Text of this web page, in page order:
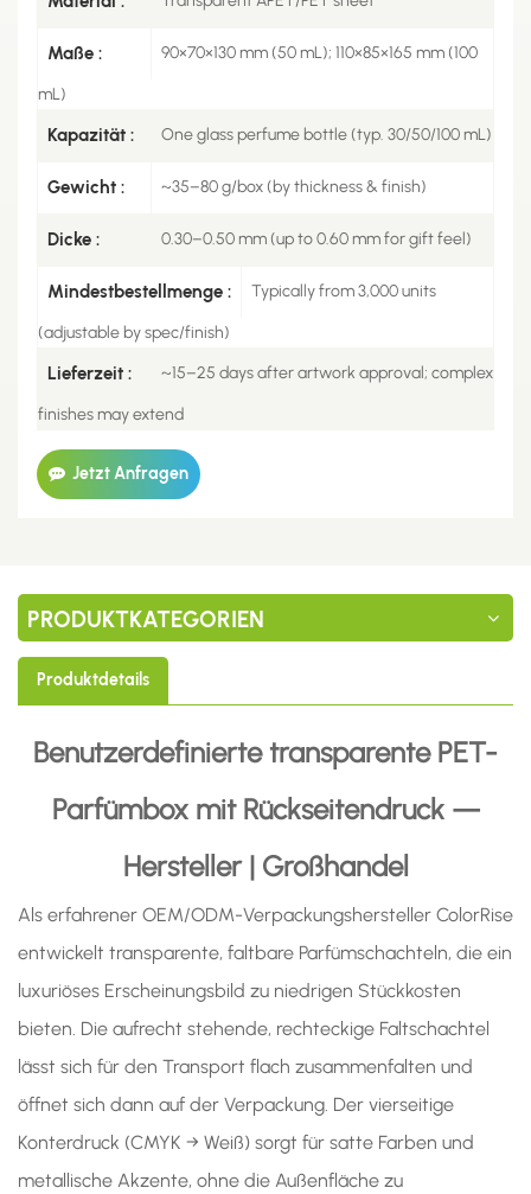
Maße : 90×70×130 mm (50 mL); 110×85×165 mm (100
mL)
Kapazität : One glass perfume bottle (typ. 30/50/100 mL)
Gewicht : ~35–80 g/box (by thickness & finish)
Dicke : 0.30–0.50 mm (up to 0.60 mm for gift feel)
Mindestbestellmenge : Typically from 3,000 units
(adjustable by spec/finish)
Lieferzeit : ~15–25 days after artwork approval; complex
finishes may extend
Jetzt Anfragen
PRODUKTKATEGORIEN
Produktdetails
Benutzerdefinierte transparente PET-
Parfümbox mit Rückseitendruck —
Hersteller | Großhandel
Als erfahrener OEM/ODM-Verpackungshersteller ColorRise
entwickelt transparente, faltbare Parfümschachteln, die ein
luxuriöses Erscheinungsbild zu niedrigen Stückkosten
bieten. Die aufrecht stehende, rechteckige Faltschachtel
lässt sich für den Transport flach zusammenfalten und
öffnet sich dann auf der Verpackung. Der vierseitige
Konterdruck (CMYK → Weiß) sorgt für satte Farben und
metallische Akzente, ohne die Außenfläche zu